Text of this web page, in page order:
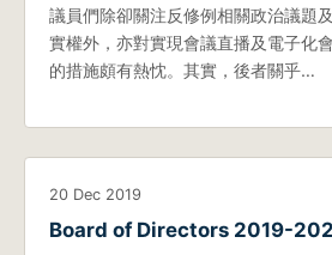
議員們除卻關注反修例相關政治議題
實權外，亦對實現會議直播及電子化
的措施頗有熱忱。其實，後者關乎…
20 Dec 2019
Board of Directors 2019-